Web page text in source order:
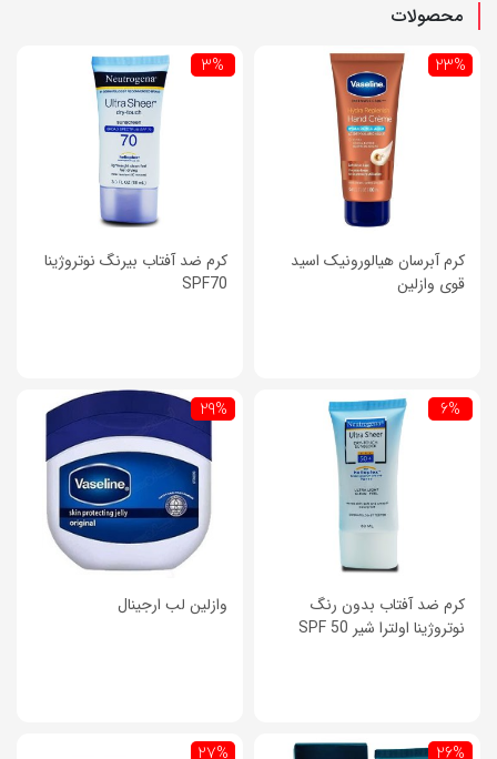
محصولات
23%
کرم آبرسان هیالورونیک اسید
قوی وازلین
3%
کرم ضد آفتاب بیرنگ نوتروژینا
SPF70
6%
کرم ضد آفتاب بدون رنگ
نوتروژینا اولترا شیر SPF 50
29%
وازلین لب ارجینال
26%
27%